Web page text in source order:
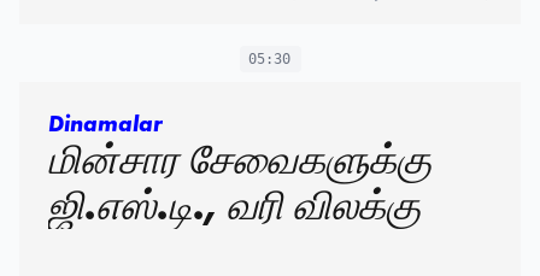
05:30
Dinamalar
மின்சார சேவைகளுக்கு
ஜி.எஸ்.டி., வரி விலக்கு